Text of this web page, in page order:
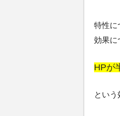
特性に
効果に
HPが
という